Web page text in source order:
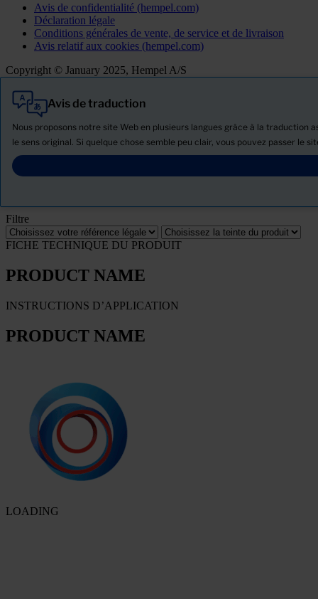
Avis de confidentialité (hempel.com)
Déclaration légale
Conditions générales de vente, de service et de livraison
Avis relatif aux cookies (hempel.com)
Copyright © January 2025, Hempel A/S
Avis de traduction
Nous proposons notre site Web en plusieurs langues grâce à la
le sens original. Si quelque chose semble peu clair, vous pouvez passer le
Tout
Actualités
Télécharger la Fiche de données de sécurité
Filtre
FICHE TECHNIQUE DU PRODUIT
PRODUCT NAME
INSTRUCTIONS D’APPLICATION
PRODUCT NAME
LOADING